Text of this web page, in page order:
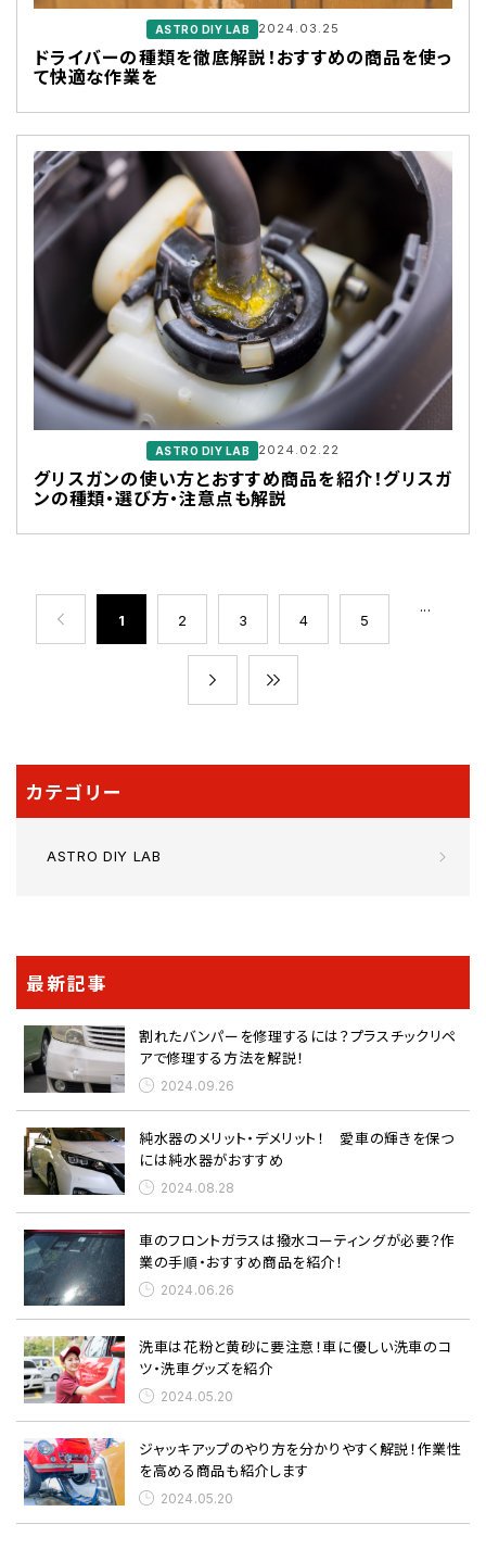
ASTRO DIY LAB 2024.03.25
ドライバーの種類を徹底解説！おすすめの商品を使っ
て快適な作業を
ASTRO DIY LAB 2024.02.22
グリスガンの使い方とおすすめ商品を紹介！グリスガ
ンの種類・選び方・注意点も解説
1 2 3 4 5
...
カテゴリー
ASTRO DIY LAB
最新記事
割れたバンパーを修理するには？プラスチックリペ
アで修理する方法を解説！
2024.09.26
純水器のメリット・デメリット！ 愛車の輝きを保つ
には純水器がおすすめ
2024.08.28
車のフロントガラスは撥水コーティングが必要？作
業の手順・おすすめ商品を紹介！
2024.06.26
洗車は花粉と黄砂に要注意！車に優しい洗車のコ
ツ・洗車グッズを紹介
2024.05.20
ジャッキアップのやり方を分かりやすく解説！作業性
を高める商品も紹介します
2024.05.20